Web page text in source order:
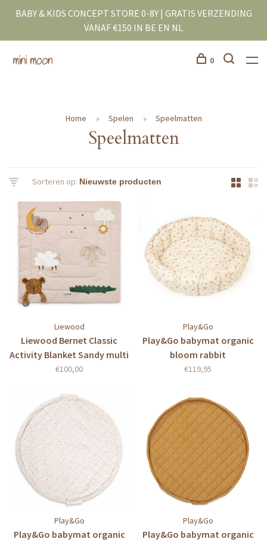
BABY & KIDS CONCEPT STORE 0-8Y | GRATIS VERZENDING
VANAF €150 IN BE EN NL
0
Home Spelen Speelmatten
Speelmatten
Sorteren op:
Liewood
Liewood Bernet Classic
Activity Blanket Sandy multi
mix
€100,00
Play&Go
Play&Go babymat organic
bloom rabbit
€119,95
Play&Go
Play&Go babymat organic
Play&Go
Play&Go babymat organic